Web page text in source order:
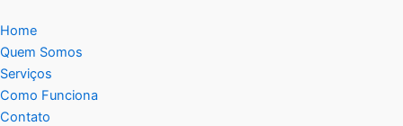
Home
Quem Somos
Serviços
Como Funciona
Contato